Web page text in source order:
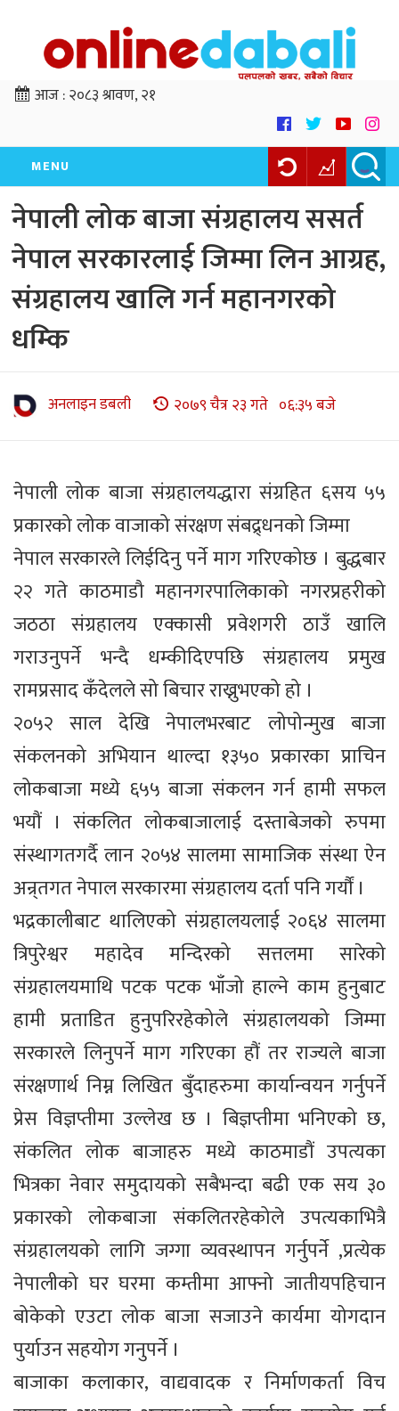
आज :२०८३ श्रावण, २१
MENU
नेपाली लोक बाजा संग्रहालय ससर्त
नेपाल सरकारलाई जिम्मा लिन आग्रह,
संग्रहालय खालि गर्न महानगरको
धम्कि
अनलाइन डबली २०७९ चैत्र २३ गते ०६:३५ बजे
नेपाली लोक बाजा संग्रहालयद्धारा संग्रहित ६सय ५५
प्रकारको लोक वाजाको संरक्षण संबद्र्धनको जिम्मा
नेपाल सरकारले लिईदिनु पर्ने माग गरिएकोछ । बुद्धबार
२२ गते काठमाडौ महानगरपालिकाको नगरप्रहरीको
जठठा संग्रहालय एक्कासी प्रवेशगरी ठाउँ खालि
गराउनुपर्ने भन्दै धम्कीदिएपछि संग्रहालय प्रमुख
रामप्रसाद कँदेलले सो बिचार राख्नुभएको हो ।
२०५२ साल देखि नेपालभरबाट लोपोन्मुख बाजा
संकलनको अभियान थाल्दा १३५० प्रकारका प्राचिन
लोकबाजा मध्ये ६५५ बाजा संकलन गर्न हामी सफल
भयौं । संकलित लोकबाजालाई दस्ताबेजको रुपमा
संस्थागतगर्दै लान २०५४ सालमा सामाजिक संस्था ऐन
अन्र्तगत नेपाल सरकारमा संग्रहालय दर्ता पनि गर्यौं ।
भद्रकालीबाट थालिएको संग्रहालयलाई २०६४ सालमा
त्रिपुरेश्वर महादेव मन्दिरको सत्तलमा सारेको
संग्रहालयमाथि पटक पटक भाँजो हाल्ने काम हुनुबाट
हामी प्रताडित हुनुपरिरहेकोले संग्रहालयको जिम्मा
सरकारले लिनुपर्ने माग गरिएका हौं तर राज्यले बाजा
संरक्षणार्थ निम्न लिखित बुँदाहरुमा कार्यान्वयन गर्नुपर्ने
प्रेस विज्ञप्तीमा उल्लेख छ । बिज्ञप्तीमा भनिएको छ,
संकलित लोक बाजाहरु मध्ये काठमाडौं उपत्यका
भित्रका नेवार समुदायको सबैभन्दा बढी एक सय ३०
प्रकारको लोकबाजा संकलितरहेकोले उपत्यकाभित्रै
संग्रहालयको लागि जग्गा व्यवस्थापन गर्नुपर्ने ,प्रत्येक
नेपालीको घर घरमा कम्तीमा आफ्नो जातीयपहिचान
बोकेको एउटा लोक बाजा सजाउने कार्यमा योगदान
पुर्याउन सहयोग गनुपर्ने ।
बाजाका कलाकार, वाद्यवादक र निर्माणकर्ता विच